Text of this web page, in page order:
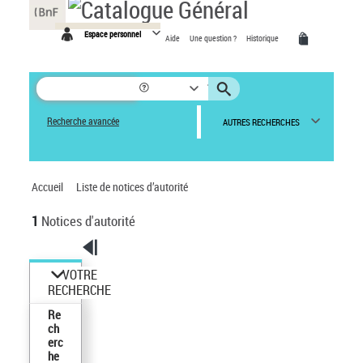
Espace personnel Aide Une question ? Historique
Recherche avancée AUTRES RECHERCHES
Accueil Liste de notices d’autorité
1 Notices d'autorité
VOTRE
RECHERCHE
Re
ch
erc
he
Panneau de gestion des cookies